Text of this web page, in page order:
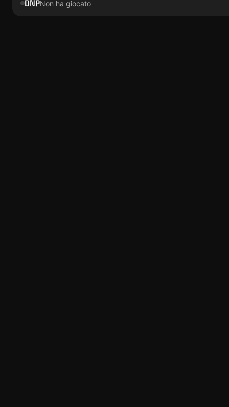
DNPNon ha giocato